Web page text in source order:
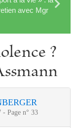
avec Mgr
?
Page n° 33